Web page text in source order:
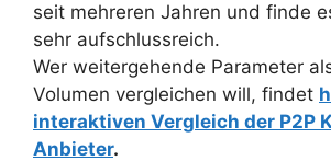
seit mehreren Jahren und finde
sehr aufschlussreich.
Wer weitergehende Parameter
Volumen vergleichen will, findet
interaktiven Vergleich der P2P
Anbieter.